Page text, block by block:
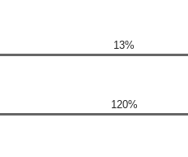
13%
120%